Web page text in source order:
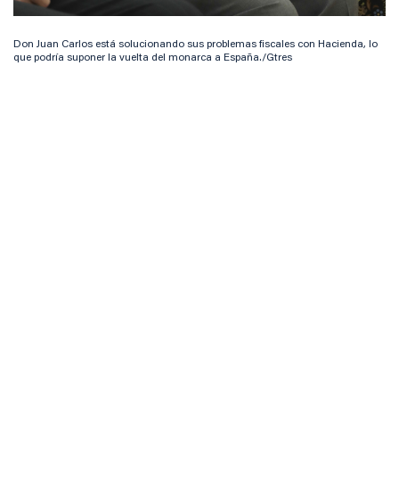
Don Juan Carlos está solucionando sus problemas fiscales con Hacienda, lo
que podría suponer la vuelta del monarca a España./Gtres